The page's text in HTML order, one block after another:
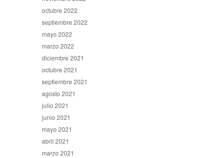
octubre 2022
septiembre 2022
mayo 2022
marzo 2022
diciembre 2021
octubre 2021
septiembre 2021
agosto 2021
julio 2021
junio 2021
mayo 2021
abril 2021
marzo 2021